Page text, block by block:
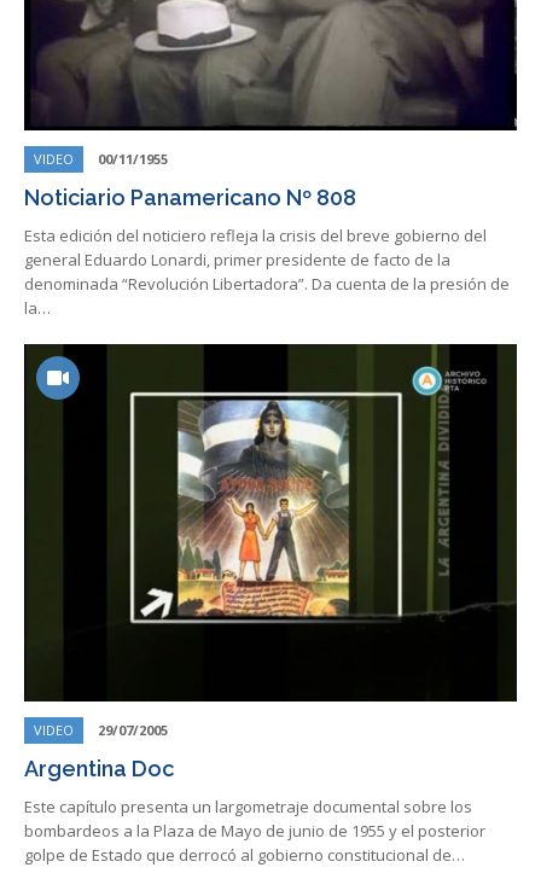
VIDEO 00/11/1955
Noticiario Panamericano Nº 808
Esta edición del noticiero refleja la crisis del breve gobierno del
general Eduardo Lonardi, primer presidente de facto de la
denominada “Revolución Libertadora”. Da cuenta de la presión de
la…
VIDEO 29/07/2005
Argentina Doc
Este capítulo presenta un largometraje documental sobre los
bombardeos a la Plaza de Mayo de junio de 1955 y el posterior
golpe de Estado que derrocó al gobierno constitucional de…